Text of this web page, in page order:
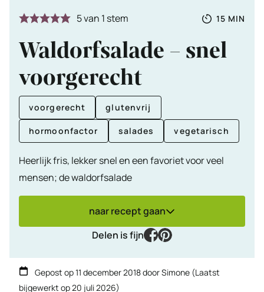
5van 1 stem
Totale
15 MIN
Waldorfsalade – snel
voorgerecht
voorgerecht glutenvrij
hormoonfactor salades vegetarisch
Heerlijk fris, lekker snel en een favoriet voor veel
mensen; de waldorfsalade
naar recept gaan
Delen is fijn
facebook
pinterest
Gepost op11 december 2018doorSimone (Laatst
bijgewerkt op20 juli 2026)